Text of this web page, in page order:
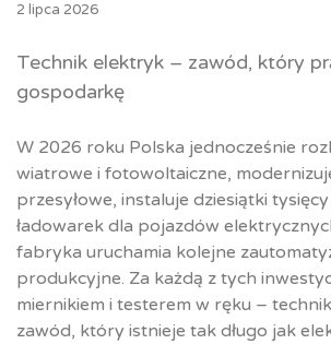
2 lipca 2026
Technik elektryk – zawód, który
gospodarkę
W 2026 roku Polska jednocześnie
wiatrowe i fotowoltaiczne,
przesyłowe, instaluje dziesiątki
ładowarek dla pojazdów
fabryka uruchamia kolejne
produkcyjne. Za każdą z tych
miernikiem i testerem w ręku –
zawód, który istnieje tak długo jak